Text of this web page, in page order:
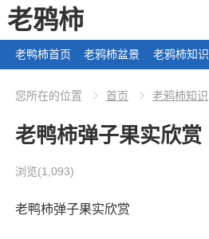
老鸦柿
老鸭柿首页 老鸦柿盆景 老鸦柿知识
您所在的位置 首页 老鸦柿知识
老鸭柿弹子果实欣赏
浏览(1,093)
老鸭柿弹子果实欣赏